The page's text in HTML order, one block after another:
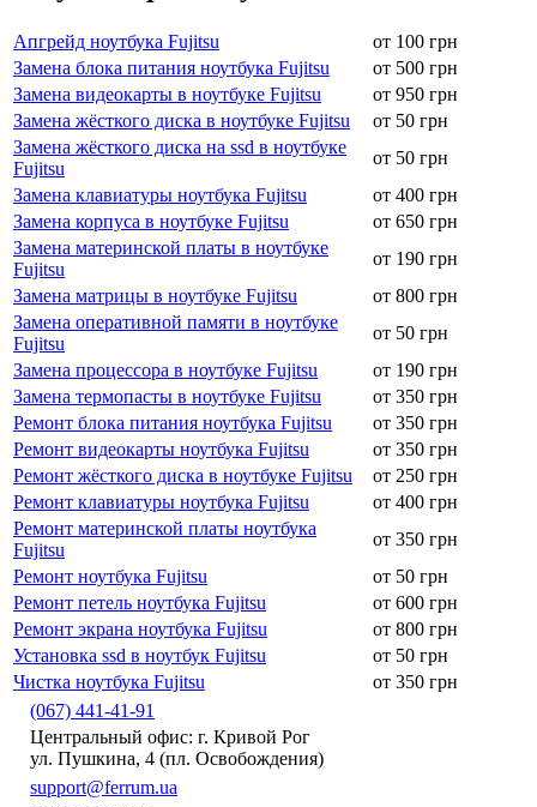
Апгрейд ноутбука Fujitsu
от 100 грн
Замена блока питания ноутбука Fujitsu
от 500 грн
Замена видеокарты в ноутбуке Fujitsu
от 950 грн
Замена жёсткого диска в ноутбуке Fujitsu
от 50 грн
Замена жёсткого диска на ssd в ноутбуке
Fujitsu
от 50 грн
Замена клавиатуры ноутбука Fujitsu
от 400 грн
Замена корпуса в ноутбуке Fujitsu
от 650 грн
Замена материнской платы в ноутбуке
Fujitsu
от 190 грн
Замена матрицы в ноутбуке Fujitsu
от 800 грн
Замена оперативной памяти в ноутбуке
Fujitsu
от 50 грн
Замена процессора в ноутбуке Fujitsu
от 190 грн
Замена термопасты в ноутбуке Fujitsu
от 350 грн
Ремонт блока питания ноутбука Fujitsu
от 350 грн
Ремонт видеокарты ноутбука Fujitsu
от 350 грн
Ремонт жёсткого диска в ноутбуке Fujitsu
от 250 грн
Ремонт клавиатуры ноутбука Fujitsu
от 400 грн
Ремонт материнской платы ноутбука
Fujitsu
от 350 грн
Ремонт ноутбука Fujitsu
от 50 грн
Ремонт петель ноутбука Fujitsu
от 600 грн
Ремонт экрана ноутбука Fujitsu
от 800 грн
Установка ssd в ноутбук Fujitsu
от 50 грн
Чистка ноутбука Fujitsu
от 350 грн
(067) 441-41-91
Центральный офис: г. Кривой Рог
ул. Пушкина, 4 (пл. Освобождения)
support@ferrum.ua